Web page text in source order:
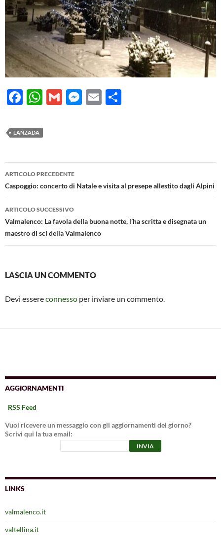
F
e
b
o
o
k
W
at
s
A
p
p
G
M
g
E
vi
LANZADA
Navigazione
articolo
ARTICOLO PRECEDENTE
Caspoggio: concerto di Natale e visita al presepe allestito dagli Alpini
ARTICOLO SUCCESSIVO
Valmalenco: La favola della buona notte, l’ha scritta e disegnata un
maestro di sci della Valmalenco
LASCIA UN COMMENTO
Devi essereconnesso per inviare un commento.
AGGIORNAMENTI
RSS Feed
Vuoi ricevere un messaggio con gli aggiornamenti del giorno?
Scrivi qui la tua email:
LINKS
valmalenco.it
valtellina.it